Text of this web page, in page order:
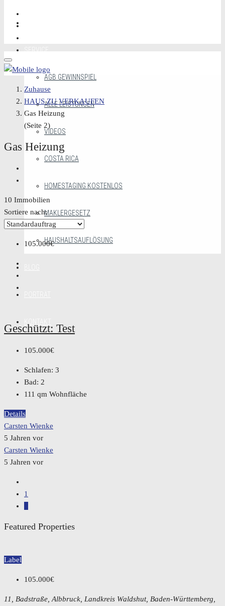
AGB GEWINNSPIEL
ALLE LEISTUNGEN
VIDEOS
COSTA RICA
HOMESTAGING KOSTENLOS
MAKLERGESETZ
HAUSHALTSAUFLÖSUNG
Zuhause
HAUS ZU VERKAUFEN
Gas Heizung
(Seite 2)
Gas Heizung
10 Immobilien
Sortiere nach:
105.000€
Geschützt: Test
105.000€
Schlafen: 3
Bad: 2
111 qm Wohnfläche
Details
Carsten Wienke
5 Jahren vor
Carsten Wienke
5 Jahren vor
1
Featured Properties
Label
105.000€
11, Badstraße, Albbruck, Landkreis Waldshut, Baden-Württemberg,